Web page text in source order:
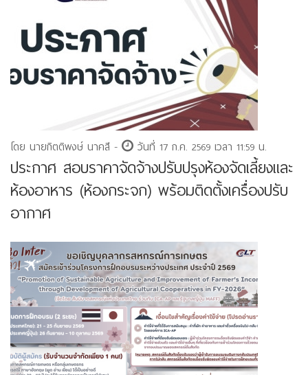
โดย นายกิตติพงษ์ นาคสี - วันที่ 17 ก.ค. 2569 เวลา 11:59 น.
ประกาศ สอบราคาจัดจ้างปรับปรุงห้องจัดเลี้ยงและ
ห้องอาหาร (ห้องกระจก) พร้อมติดตั้งเครื่องปรับ
อากาศ